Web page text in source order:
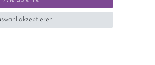
akzeptieren
erfolgt nicht.)